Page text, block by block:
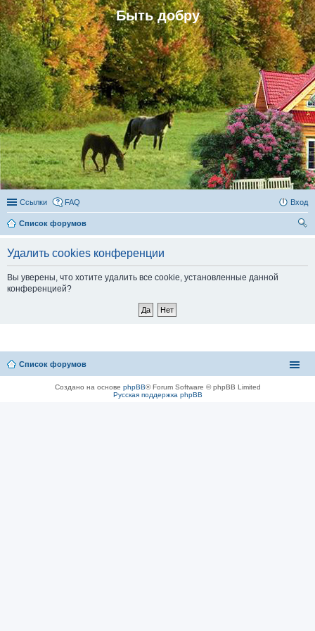
Быть добру
Ссылки FAQ Вход
Список форумов
Удалить cookies конференции
Вы уверены, что хотите удалить все cookie, установленные данной
конференцией?
Список форумов
Создано на основе phpBB® Forum Software © phpBB Limited
Русская поддержка phpBB